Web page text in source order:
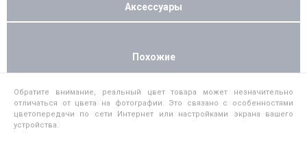
Аксессуары
Похожие
Обратите внимание, реальный цвет товара может незначительно
отличаться от цвета на фотографии. Это связано с особенностями
цветопередачи по сети Интернет или настройками экрана вашего
устройства.